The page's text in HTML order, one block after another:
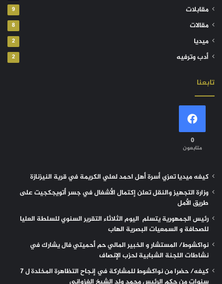
مقابلات 9
مقالات 8
ميديا 2
أدب وترفيه 2
تابعنا
0
متابعون
كيفه ميديا تعزي أسرة أهل احمد لعلي الكريمة في قرية النيزنازة
وزارة التجهيز والنقل تعلن إكتمال الأشغال في جسر أتويجكجيت على
طريق الأمل
رئيس الجمهورية يتسلم اليوم الثلاثاء التقرير السنوي للسلطة العليا
للصحافة و السمعيات البصرية الهاب
نواكشوط/ المستشار و الخبير المالي حم أحميتي فال يشارك في
نشاطات اللجنة الشبابية لحزب الإنصاف
كيفه/ حضرا من نواكشوط للمشاركة في إنجاح التظاهرة المخلدة ل 7